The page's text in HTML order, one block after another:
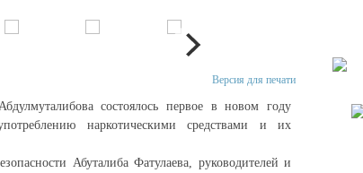
Версия для печати
состоялось первое в новом году
наркотическими средствами и их
Абуталиба Фатулаева, руководителей и